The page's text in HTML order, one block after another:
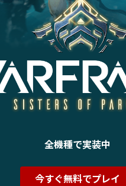
全機種で実装中
今すぐ無料でプレイ